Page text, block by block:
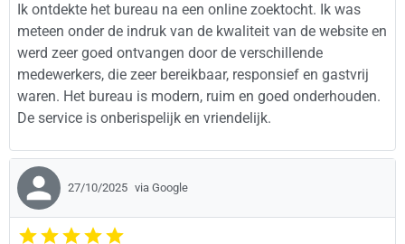
Ik ontdekte het bureau na een online zoektocht. Ik was
meteen onder de indruk van de kwaliteit van de website en
werd zeer goed ontvangen door de verschillende
medewerkers, die zeer bereikbaar, responsief en gastvrij
waren. Het bureau is modern, ruim en goed onderhouden.
De service is onberispelijk en vriendelijk.
27/10/2025 via Google